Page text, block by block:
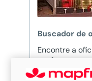
Buscador de
Encontre a
você